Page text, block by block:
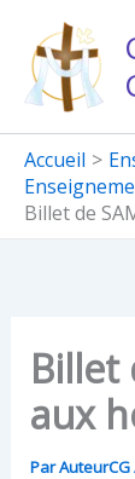
contenu
Accueil
Billet de
Billet
aux
ParAuteurCG